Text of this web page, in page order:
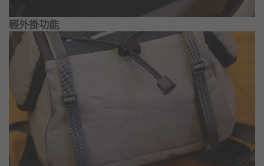
輕外掛功能